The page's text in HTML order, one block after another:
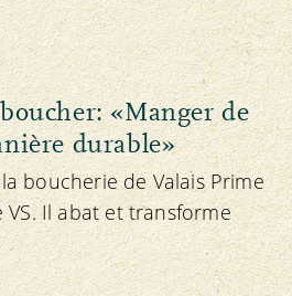
«Manger de
durable»
boucherie de Valais Prime
VS. Il abat et transforme